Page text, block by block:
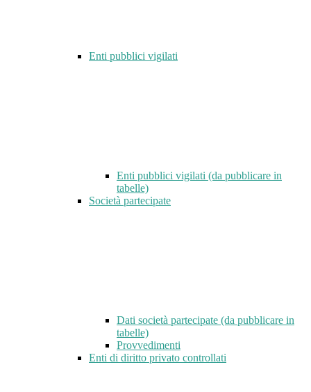
Enti pubblici vigilati
Enti pubblici vigilati (da pubblicare in
tabelle)
Società partecipate
Dati società partecipate (da pubblicare in
tabelle)
Provvedimenti
Enti di diritto privato controllati